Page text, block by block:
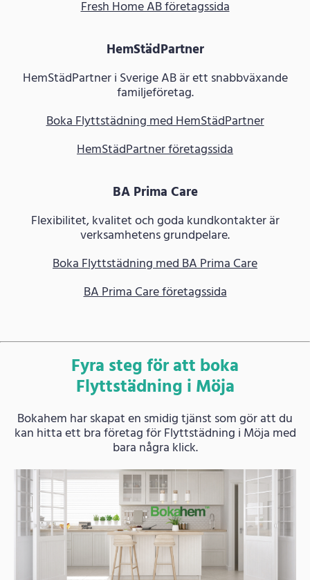
Fresh Home AB företagssida
HemStädPartner
HemStädPartner i Sverige AB är ett snabbväxande
familjeföretag.
Boka Flyttstädning med HemStädPartner
HemStädPartner företagssida
BA Prima Care
Flexibilitet, kvalitet och goda kundkontakter är
verksamhetens grundpelare.
Boka Flyttstädning med BA Prima Care
BA Prima Care företagssida
Fyra steg för att boka
Flyttstädning i Möja
Bokahem har skapat en smidig tjänst som gör att du
kan hitta ett bra företag för Flyttstädning i Möja med
bara några klick.